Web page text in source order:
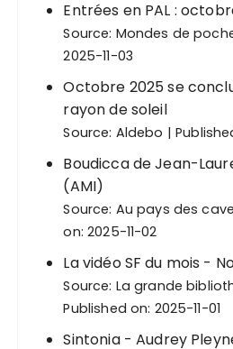
Entrées en PAL :
Source: Mondes de
2025-11-03
Octobre 2025 se
rayon de soleil
Source: Aldebo
Boudicca de Jean-
(AMI)
Source: Au pays des
on: 2025-11-02
La vidéo SF du mois -
Source: La grande
Published on: 2025-11-01
Sintonia - Audrey